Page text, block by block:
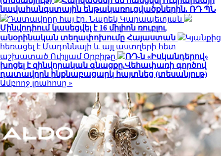
նավահանգստային ենթակառուցվածքներին. ՌԴ ՊՆ
Դատավորը հայ էր․ Նարեկ Կարապետյան
Մինվոդիում կասեցվել է 16 միլիոն ռուբլու
անօրինական տեղափոխումը Հայաստան
Կյանքից
հեռացել է Մադոննայի և այլ աստղերի հետ
աշխատած Ուիլյամ Օրբիթը
ՌԴ-ն «Իսկանդերով»
խոցել է զինվորական գնացքը.Վեհափառի գործով
դատավորն ինքնաբացարկ հայտնեց (տեսանյութ)
Ամբողջ լրահոսը »